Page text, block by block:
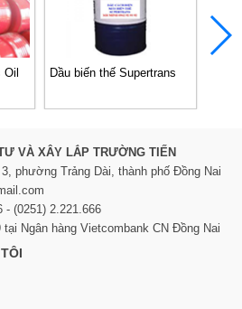
Dầu biến thế Supertrans
VÀ XÂY LẮP TRƯỜNG TIẾN
phường Trảng Dài, thành phố Đồng Nai
- (0251) 2.221.666
tại Ngân hàng Vietcombank CN Đồng Nai